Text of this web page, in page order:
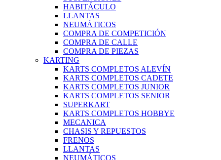
HABITÁCULO
LLANTAS
NEUMÁTICOS
COMPRA DE COMPETICIÓN
COMPRA DE CALLE
COMPRA DE PIEZAS
KARTING
KARTS COMPLETOS ALEVÍN
KARTS COMPLETOS CADETE
KARTS COMPLETOS JUNIOR
KARTS COMPLETOS SENIOR
SUPERKART
KARTS COMPLETOS HOBBYE
MECANICA
CHASIS Y REPUESTOS
FRENOS
LLANTAS
NEUMÁTICOS